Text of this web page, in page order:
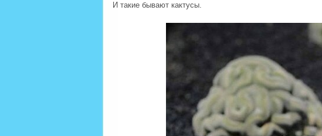
И такие бывают кактусы.